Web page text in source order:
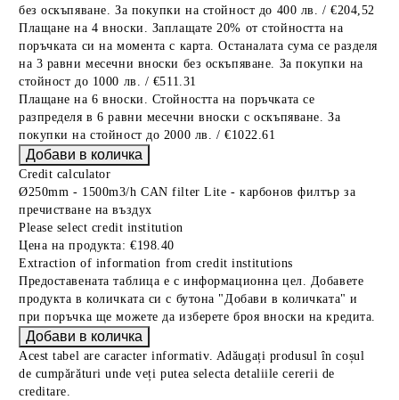
без оскъпяване. За покупки на стойност до 400 лв. / €204,52
Плащане на 4 вноски. Заплащате 20% от стойността на
поръчката си на момента с карта. Останалата сума се разделя
на 3 равни месечни вноски без оскъпяване. За покупки на
стойност до 1000 лв. / €511.31
Плащане на 6 вноски. Стойността на поръчката се
разпределя в 6 равни месечни вноски с оскъпяване. За
покупки на стойност до 2000 лв. / €1022.61
Credit calculator
Ø250mm - 1500m3/h CAN filter Lite - карбонов филтър за
пречистване на въздух
Please select credit institution
Цена на продукта: €198.40
Extraction of information from credit institutions
Предоставената таблица е с информационна цел. Добавете
продукта в количката си с бутона "Добави в количката" и
при поръчка ще можете да изберете броя вноски на кредита.
Acest tabel are caracter informativ. Adăugați produsul în coșul
de cumpărături unde veți putea selecta detaliile cererii de
creditare.